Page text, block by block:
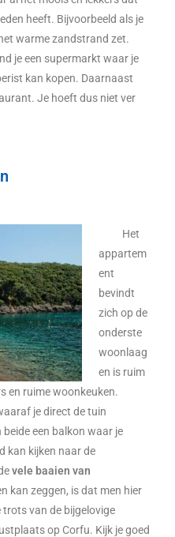
heeft. Bijvoorbeeld als je
warme zandstrand zet.
je een supermarkt waar je
kan kopen. Daarnaast
Je hoeft dus niet ver
Het
appartem
ent
bevindt
zich op de
onderste
woonlaag
en is ruim
en ruime woonkeuken.
je direct de tuin
beide een balkon waar je
kan kijken naar de
vele baaien van
kan zeggen, is dat men hier
trots van de bijgelovige
op Corfu. Kijk je goed